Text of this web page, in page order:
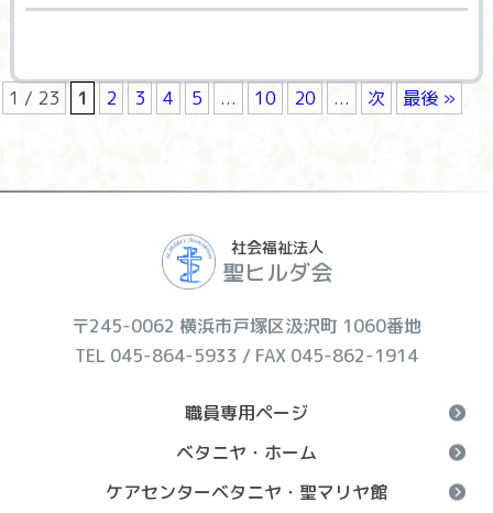
1 / 23 1 2 3 4 5 ... 10 20 ... 次 最後 »
社会福祉法人
聖ヒルダ会
〒245-0062 横浜市戸塚区汲沢町 1060番地
TEL 045-864-5933 / FAX 045-862-1914
職員専用ページ
ベタニヤ・ホーム
ケアセンターベタニヤ・聖マリヤ館